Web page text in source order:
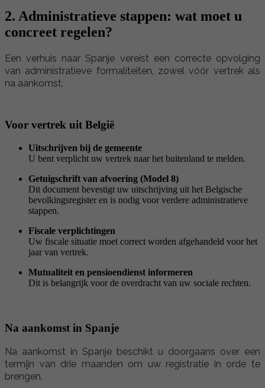
2. Administratieve stappen: wat moet u
concreet regelen?
Een verhuis naar Spanje vereist een correcte opvolging
van administratieve formaliteiten, zowel vóór vertrek als
na aankomst.
Voor vertrek uit België
Uitschrijven bij de gemeente
U bent verplicht uw vertrek naar het buitenland te melden.
Getuigschrift van afvoering (Model 8)
Dit document bevestigt uw uitschrijving uit het Belgische
bevolkingsregister en is nodig voor verdere administratieve
stappen.
Fiscale verplichtingen
Uw fiscale situatie moet correct worden afgehandeld voor het
jaar van vertrek.
Mutualiteit en pensioendienst informeren
Dit is belangrijk voor de overdracht van uw sociale rechten.
Na aankomst in Spanje
Na aankomst in Spanje beschikt u doorgaans over een
termijn van drie maanden om uw registratie in orde te
brengen.